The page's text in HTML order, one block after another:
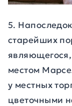
5.
старейших
местом
у местных
цветочными